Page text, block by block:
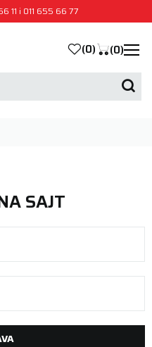
11 i 011 655 66 77
(0) (0)
SAJT